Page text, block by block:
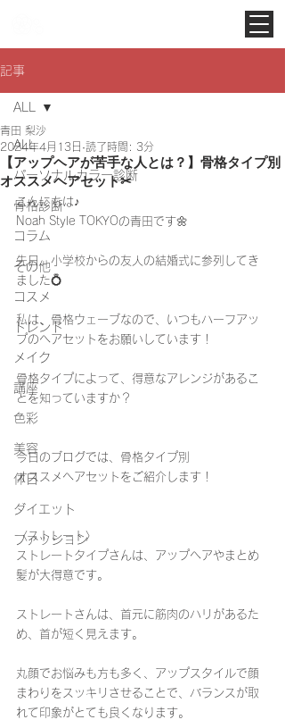
記事
ALL
パーソナルカラー診断
骨格診断
コラム
その他
コスメ
トレンド
メイク
講座
色彩
美容
休日
ダイエット
ファッション
ALL
【アップヘアが苦手な人とは？】骨格タイプ別
オススメヘアセット✂︎
青田 梨沙
2024年4月13日 読了時間: 3分
こんにちは♪
Noah Style TOKYOの青田です🌼
先日、小学校からの友人の結婚式に参列してき
ました💍
私は、骨格ウェーブなので、いつもハーフアッ
プのヘアセットをお願いしています！
骨格タイプによって、得意なアレンジがあるこ
とを知っていますか？
今日のブログでは、骨格タイプ別
オススメヘアセットをご紹介します！
〈ストレート〉
ストレートタイプさんは、アップヘアやまとめ
髪が大得意です。
ストレートさんは、首元に筋肉のハリがあるた
め、首が短く見えます。
丸顔でお悩みも方も多く、アップスタイルで顔
まわりをスッキリさせることで、バランスが取
れて印象がとても良くなります。